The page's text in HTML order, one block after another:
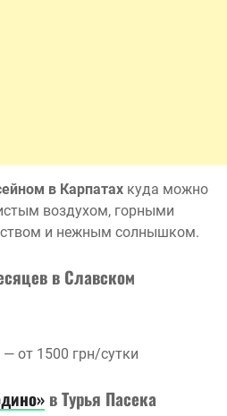
в Карпатах куда можно
воздухом, горными
и нежным солнышком.
в Славском
от 1500 грн/сутки
в Турья Пасека